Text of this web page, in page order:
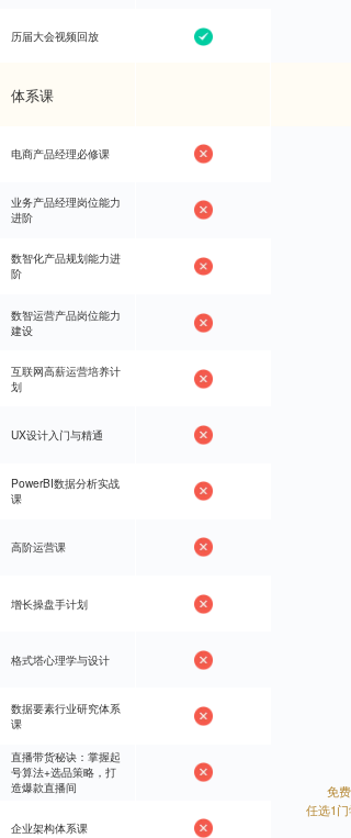
历届大会视频回放
电商产品经理必修课
业务产品经理岗位能力
进阶
数智化产品规划能力进
阶
数智运营产品岗位能力
建设
互联网高薪运营培养计
划
UX设计入门与精通
PowerBI数据分析实战
课
高阶运营课
增长操盘手计划
格式塔心理学与设计
数据要素行业研究体系
课
直播带货秘诀：掌握起
号算法+选品策略，打
造爆款直播间
企业架构体系课
免费
任选1门
历届大会视频回放
体系课
电商产品经理必修课
业务产品经理岗位能力
进阶
数智化产品规划能力进
阶
数智运营产品岗位能力
建设
互联网高薪运营培养计
划
UX设计入门与精通
PowerBI数据分析实战
课
高阶运营课
增长操盘手计划
格式塔心理学与设计
数据要素行业研究体系
课
直播带货秘诀：掌握起
号算法+选品策略，打
造爆款直播间
企业架构体系课
免费
任选1门